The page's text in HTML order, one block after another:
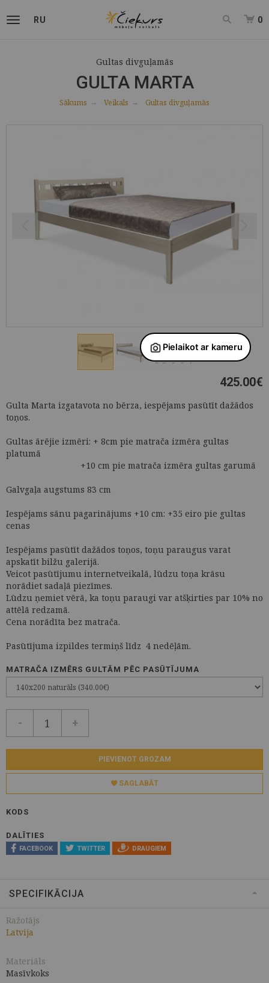
RU 0
Gultas divguļamās
GULTA MARTA
Sākums Veikals Gultas divguļamās
425.00€
Gulta Marta izgatavota no bērza, iespējams pasūtīt dažādos
toņos.
Gultas ārējie izmēri: + 8cm pie matrača izmēra gultas
platumā
+10 cm pie matrača izmēra gultas garumā
Galvgaļa augstums 83 cm
Iespējams sānu pagarinājums +10 cm: +35 eiro pie gultas
cenas
Iespējams pasūtīt dažādos toņos, toņu paraugus varat
apskatīt bilžu galerijā.
Veicot pasūtījumu internetveikalā, lūdzu toņa krāsu
norādiet sadaļā piezīmes.
Lūdzu ņemiet vērā, ka toņu paraugi var atšķirties par 10% no
attēlā redzamā.
Cena norādīta bez matrača.
Pasūtījuma izpildes termiņš līdz 4 nedēļām.
MATRAČA IZMĒRS GULTĀM PĒC PASŪTĪJUMA
- +
PIEVIENOT GROZAM
SAGLABĀT
KODS
DALĪTIES
FACEBOOK TWITTER DRAUGIEM
SPECIFIKĀCIJA
Ražotājs
Latvija
Materiāls
Masīvkoks